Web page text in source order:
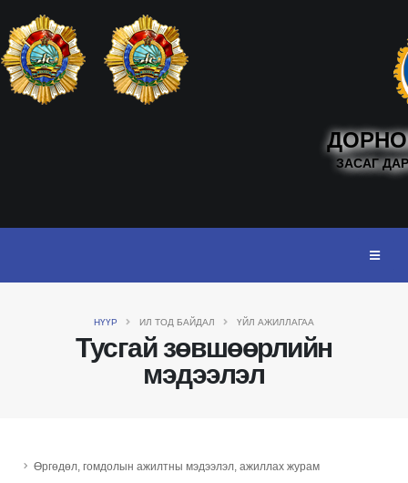
ЗАСАГ
НҮҮР ИЛ ТОД БАЙДАЛ ҮЙЛ АЖИЛЛАГАА
Тусгай зөвшөөрлийн
мэдээлэл
Өргөдөл, гомдолын ажилтны мэдээлэл, ажиллах журам